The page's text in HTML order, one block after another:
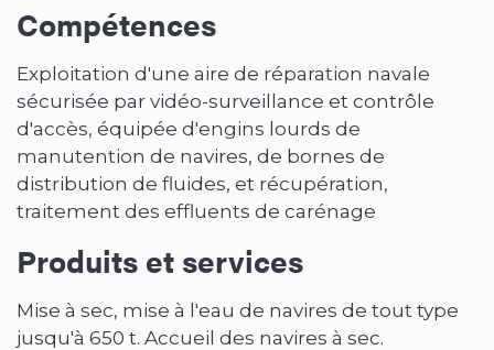
Compétences
Exploitation d'une aire de réparation navale
sécurisée par vidéo-surveillance et contrôle
d'accès, équipée d'engins lourds de
manutention de navires, de bornes de
distribution de fluides, et récupération,
traitement des effluents de carénage
Produits et services
Mise à sec, mise à l'eau de navires de tout type
jusqu'à 650 t. Accueil des navires à sec.